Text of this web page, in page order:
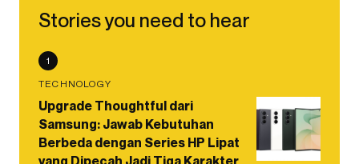
Stories you need to hear
1
TECHNOLOGY
Upgrade Thoughtful dari
Samsung: Jawab Kebutuhan
Berbeda dengan Series HP Lipat
yang Dipecah Jadi Tiga Karakter